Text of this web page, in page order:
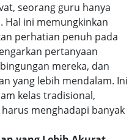
seorang guru hanya
Hal ini memungkinkan
perhatian penuh pada
pertanyaan
mereka, dan
yang lebih mendalam. Ini
kelas tradisional,
menghadapi banyak